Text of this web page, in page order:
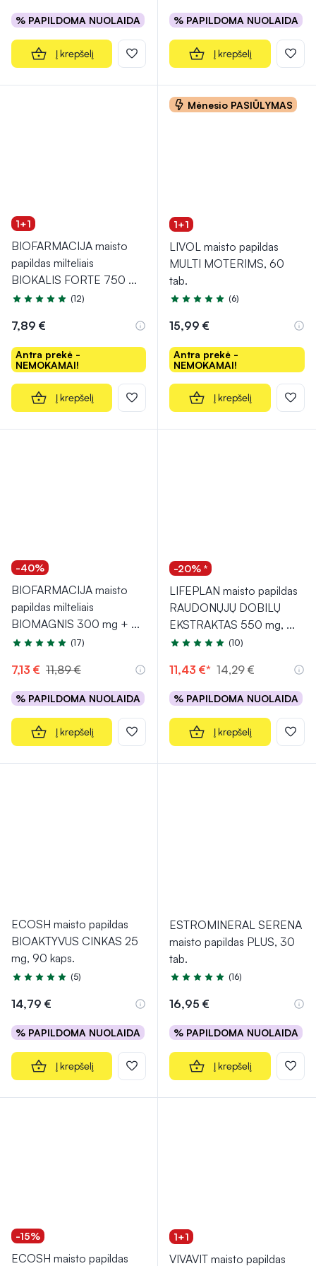
% PAPILDOMA NUOLAIDA
Į krepšelį
% PAPILDOMA NUOLAIDA
Į krepšelį
1+1
BIOFARMACIJA maisto
papildas milteliais
BIOKALIS FORTE 750 ...
Įvertinimas 5.0 iš 5
(12)
7,89 €
Antra prekė -
NEMOKAMAI!
Į krepšelį
Mėnesio PASIŪLYMAS
1+1
LIVOL maisto papildas
MULTI MOTERIMS, 60
tab.
Įvertinimas 5.0 iš 5
(6)
15,99 €
Antra prekė -
NEMOKAMAI!
Į krepšelį
-40%
BIOFARMACIJA maisto
papildas milteliais
BIOMAGNIS 300 mg + ...
Įvertinimas 4.7 iš 5
(17)
7,13 € 11,89 €
% PAPILDOMA NUOLAIDA
Į krepšelį
-20% *
LIFEPLAN maisto papildas
RAUDONŲJŲ DOBILŲ
EKSTRAKTAS 550 mg, ...
Įvertinimas 4.8 iš 5
(10)
11,43 €* 14,29 €
% PAPILDOMA NUOLAIDA
Į krepšelį
ECOSH maisto papildas
BIOAKTYVUS CINKAS 25
mg, 90 kaps.
Įvertinimas 5.0 iš 5
(5)
14,79 €
% PAPILDOMA NUOLAIDA
Į krepšelį
ESTROMINERAL SERENA
maisto papildas PLUS, 30
tab.
Įvertinimas 4.9 iš 5
(16)
16,95 €
% PAPILDOMA NUOLAIDA
Į krepšelį
-15%
ECOSH maisto papildas
1+1
VIVAVIT maisto papildas